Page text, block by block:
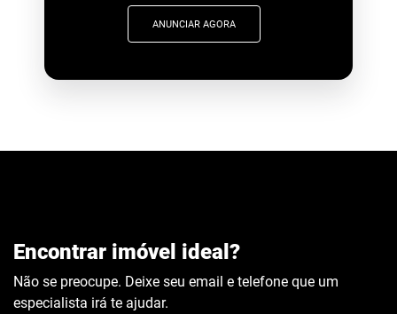
ANUNCIAR AGORA
Encontrar imóvel ideal?
Não se preocupe. Deixe seu email e telefone que um
especialista irá te ajudar.